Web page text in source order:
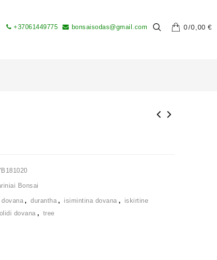
0 0,00€
+37061449775 bonsaisodas@gmail.com
Bonsai
dovana , durantha , isimintina dovana ,
iskirtine
dovana , tree